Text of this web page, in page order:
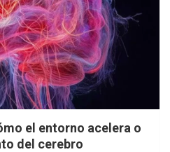
el entorno acelera o
del cerebro